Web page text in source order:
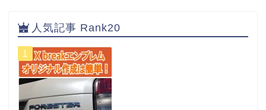
人気記事 Rank20